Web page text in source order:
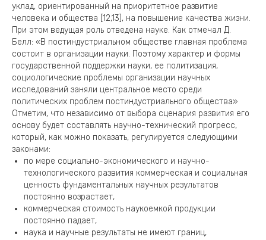
уклад, ориентированный на приоритетное развитие
человека и общества [12,13], на повышение качества жизни.
При этом ведущая роль отведена науке. Как отмечал Д.
Белл: «В постиндустриальном обществе главная проблема
состоит в организации науки. Поэтому характер и формы
государственной поддержки науки, ее политизация,
социологические проблемы организации научных
исследований заняли центральное место среди
политических проблем постиндустриального общества»
Отметим, что независимо от выбора сценария развития его
основу будет составлять научно-технический прогресс,
который, как можно показать, регулируется следующими
законами:
по мере социально-экономического и научно-
технологического развития коммерческая и социальная
ценность фундаментальных научных результатов
постоянно возрастает,
коммерческая стоимость наукоемкой продукции
постоянно падает,
наука и научные результаты не имеют границ,